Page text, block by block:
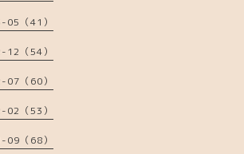
05（41）
12（54）
07（60）
02（53）
09（68）